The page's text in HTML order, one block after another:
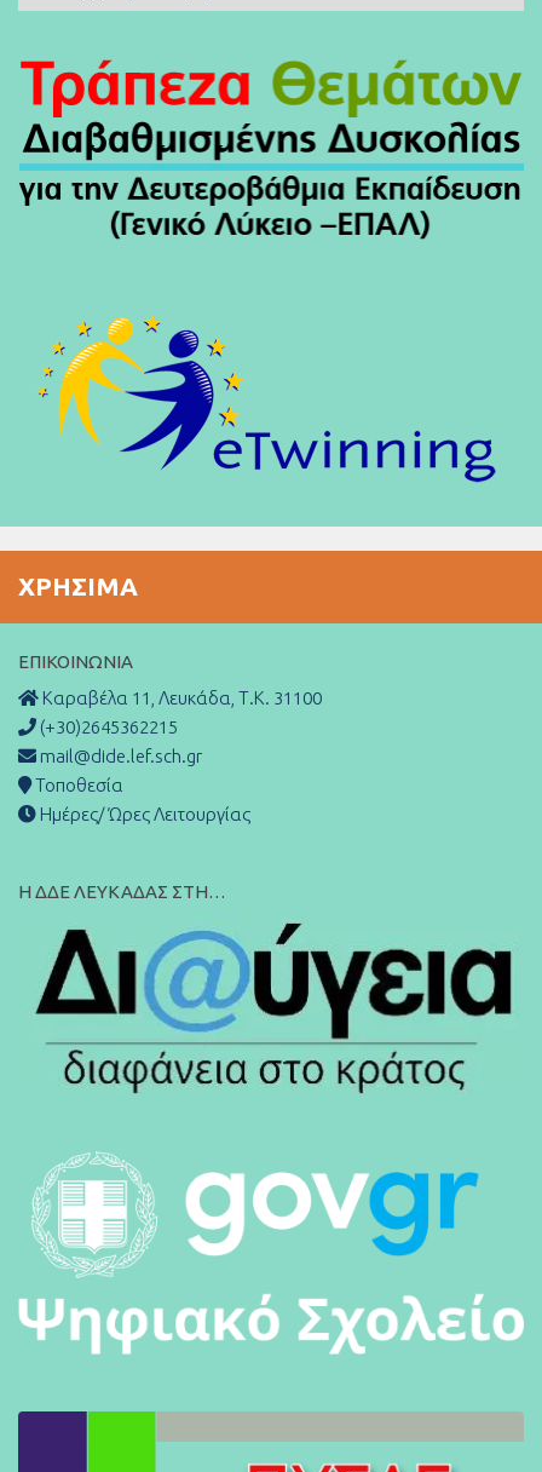
Ιστορικό
ΧΡΉΣΙΜΑ
ΕΠΙΚΟΙΝΩΝΊΑ
Καραβέλα 11, Λευκάδα, Τ.Κ. 31100
(+30)2645362215
mail@dide.lef.sch.gr
Τοποθεσία
Ημέρες/ Ώρες Λειτουργίας
Η ΔΔΕ ΛΕΥΚΑΔΑΣ ΣΤΗ…